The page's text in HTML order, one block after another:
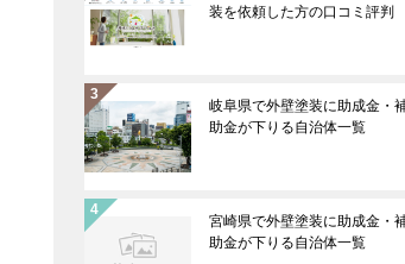
装を依頼した方の口コミ評判
岐阜県で外壁塗装に助成金・
助金が下りる自治体一覧
宮崎県で外壁塗装に助成金・
助金が下りる自治体一覧